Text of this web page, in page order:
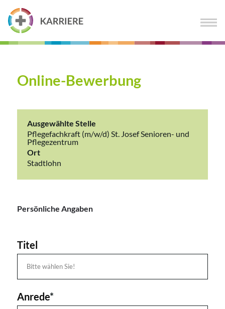
Online-Bewerbung
Ausgewählte Stelle
Pflegefachkraft (m/w/d) St. Josef Senioren- und
Pflegezentrum
Ort
Stadtlohn
Persönliche Angaben
Titel
Anrede*